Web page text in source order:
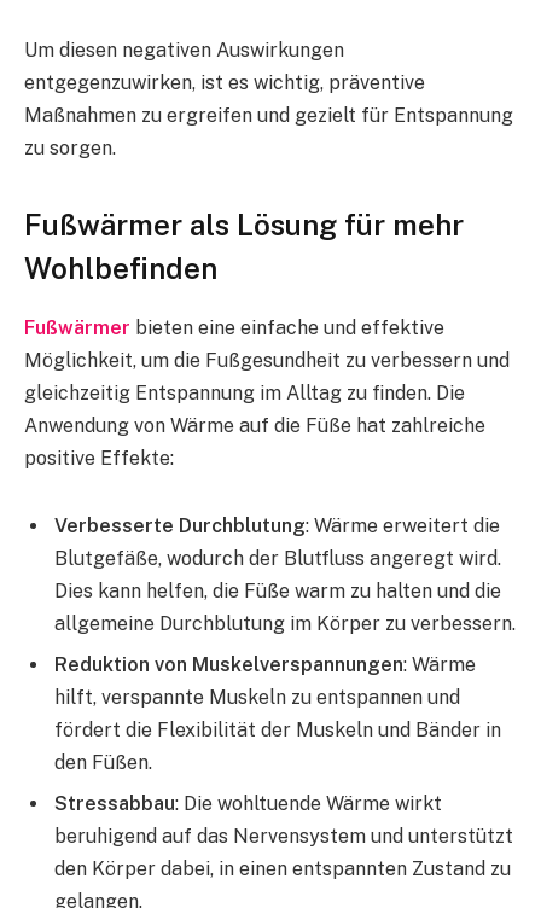
Um diesen negativen Auswirkungen
entgegenzuwirken, ist es wichtig, präventive
Maßnahmen zu ergreifen und gezielt für Entspannung
zu sorgen.
Fußwärmer als Lösung für mehr
Wohlbefinden
Fußwärmer bieten eine einfache und effektive
Möglichkeit, um die Fußgesundheit zu verbessern und
gleichzeitig Entspannung im Alltag zu finden. Die
Anwendung von Wärme auf die Füße hat zahlreiche
positive Effekte:
Verbesserte Durchblutung: Wärme erweitert die
Blutgefäße, wodurch der Blutfluss angeregt wird.
Dies kann helfen, die Füße warm zu halten und die
allgemeine Durchblutung im Körper zu verbessern.
Reduktion von Muskelverspannungen: Wärme
hilft, verspannte Muskeln zu entspannen und
fördert die Flexibilität der Muskeln und Bänder in
den Füßen.
Stressabbau: Die wohltuende Wärme wirkt
beruhigend auf das Nervensystem und unterstützt
den Körper dabei, in einen entspannten Zustand zu
gelangen.